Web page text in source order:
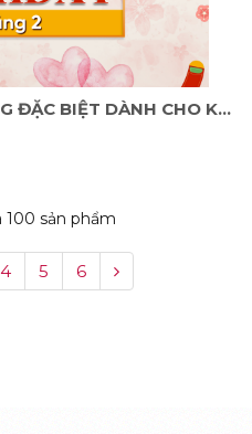
CHƯƠNG TRÌNH QUÀ TẶNG ĐẶC BIỆT DÀNH CHO KHÁCH HÀNG SINH NHẬT THÁNG 02/2026
100 sản phẩm
4 5 6